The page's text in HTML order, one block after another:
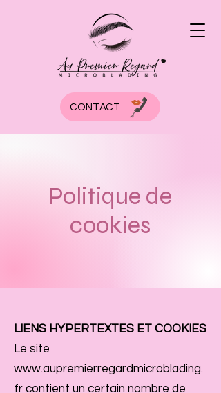
CONTACT
Politique de
cookies
LIENS HYPERTEXTES ET COOKIES
Le site
www.aupremierregardmicroblading.
fr contient un certain nombre de